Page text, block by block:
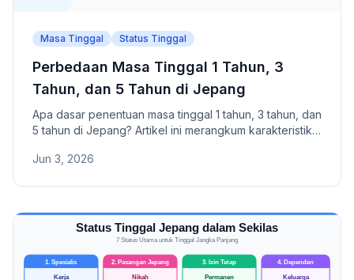
Masa Tinggal Status Tinggal
Perbedaan Masa Tinggal 1 Tahun, 3
Tahun, dan 5 Tahun di Jepang
Apa dasar penentuan masa tinggal 1 tahun, 3 tahun, dan
5 tahun di Jepang? Artikel ini merangkum karakteristik
tahun, serta cara memperpanjang masa tinggal.
Jun 3, 2026